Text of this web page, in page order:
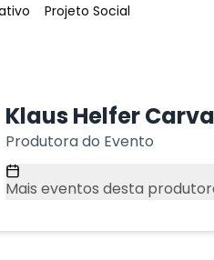
Tag:
Projeto Social
Klaus Helfer
Produtora do Evento
Mais eventos desta